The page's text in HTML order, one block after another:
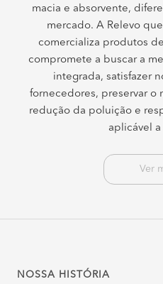
macia e absorvente,
mercado. A Relevo
comercializa produtos
compromete a buscar a
integrada, satisfazer
fornecedores, preservar o
redução da poluição e
aplicável
Ver
NOSSA HISTÓRIA